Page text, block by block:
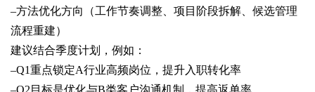
–方法优化方向（工作节奏调整、项目阶段拆解、候选管理
流程重建）
建议结合季度计划，例如：
–Q1重点锁定A行业高频岗位，提升入职转化率
–Q2目标是优化与B类客户沟通机制，提高返单率